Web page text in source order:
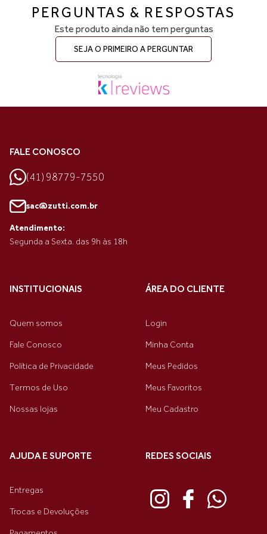
PERGUNTAS & RESPOSTAS
Este produto ainda não tem perguntas
SEJA O PRIMEIRO A PERGUNTAR
FALE CONOSCO
(41) 98779-7550
sac@zutti.com.br
Atendimento:
Segunda a Sexta. das 9h às 18h
INSTITUCIONAIS
Quem somos
Fale Conosco
Política de Privacidade
Termos de Uso
Nossas lojas
ÁREA DO CLIENTE
Login
Minha Conta
Meus Pedidos
Meus Favoritos
Meu Cadastro
AJUDA E SUPORTE
Entregas
Trocas e Devoluções
REDES SOCIAIS